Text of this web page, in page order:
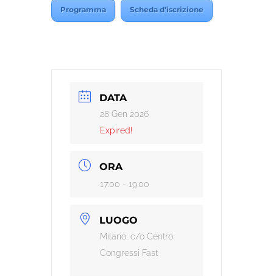
Programma Scheda d’iscrizione
DATA
28 Gen 2026
Expired!
ORA
17:00 - 19:00
LUOGO
Milano, c/o Centro
Congressi Fast